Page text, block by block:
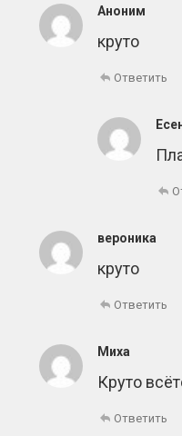
Аноним
круто
Ответить
вероника
круто
Ответить
Миха
Круто
Ответить